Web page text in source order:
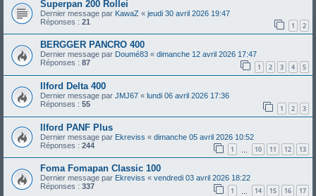
Superpan 200 Rollei
Dernier message par KawaZ « jeudi 30 avril 2026 19:47
Réponses : 21 1 2
BERGGER PANCRO 400
Dernier message par Doumé83 « dimanche 12 avril 2026 17:47
Réponses : 87 1 2 3 4 5
Ilford Delta 400
Dernier message par JMJ67 « lundi 06 avril 2026 17:36
Réponses : 55 1 2 3
Ilford PANF Plus
Dernier message par Ekreviss « dimanche 05 avril 2026 10:52
Réponses : 244 1 10 11 12 13
Foma Fomapan Classic 100
Dernier message par Ekreviss « vendredi 03 avril 2026 18:22
Réponses : 337 1 14 15 16 17